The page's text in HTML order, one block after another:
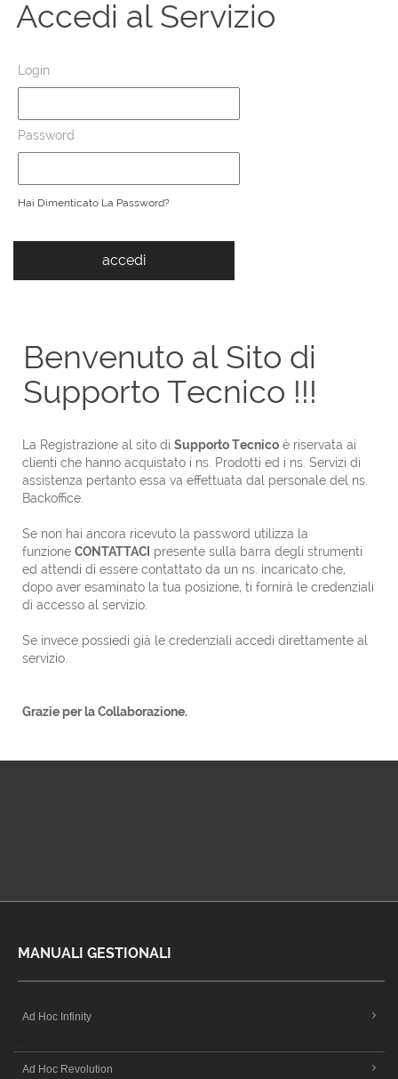
Hai Dimenticato La Password?
Accedi al Servizio
Login
Password
Benvenuto al Sito di
Supporto Tecnico !!!
La Registrazione al sito di Supporto Tecnico è riservata ai
clienti che hanno acquistato i ns. Prodotti ed i ns. Servizi di
assistenza pertanto essa va effettuata dal personale del ns.
Backoffice.
Se non hai ancora ricevuto la password utilizza la
funzione CONTATTACI presente sulla barra degli strumenti
ed attendi di essere contattato da un ns. incaricato che,
dopo aver esaminato la tua posizione, ti fornirà le credenziali
di accesso al servizio.
Se invece possiedi già le credenziali accedi direttamente al
servizio.
Grazie per la Collaborazione.
MANUALI GESTIONALI
Ad Hoc Infinity
Ad Hoc Revolution